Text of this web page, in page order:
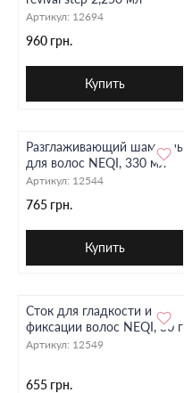
Артикул: 12694
960 грн.
Купить
Разглаживающий шампунь
для волос NEQI, 330 мл
Артикул: 12544
765 грн.
Купить
Сток для гладкости и
фиксации волос NEQI, 30 г
Артикул: 12549
655 грн.